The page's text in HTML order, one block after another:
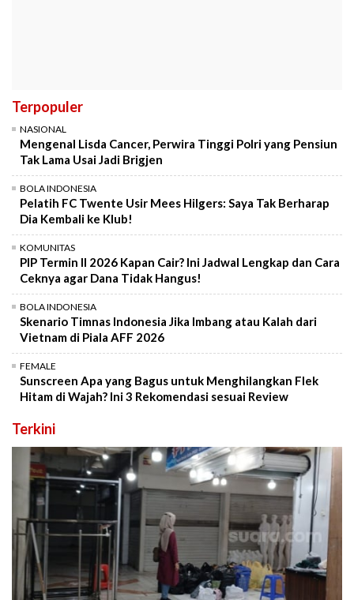
Terpopuler
NASIONAL
Mengenal Lisda Cancer, Perwira Tinggi Polri yang Pensiun
Tak Lama Usai Jadi Brigjen
BOLA INDONESIA
Pelatih FC Twente Usir Mees Hilgers: Saya Tak Berharap
Dia Kembali ke Klub!
KOMUNITAS
PIP Termin II 2026 Kapan Cair? Ini Jadwal Lengkap dan Cara
Ceknya agar Dana Tidak Hangus!
BOLA INDONESIA
Skenario Timnas Indonesia Jika Imbang atau Kalah dari
Vietnam di Piala AFF 2026
FEMALE
Sunscreen Apa yang Bagus untuk Menghilangkan Flek
Hitam di Wajah? Ini 3 Rekomendasi sesuai Review
Terkini